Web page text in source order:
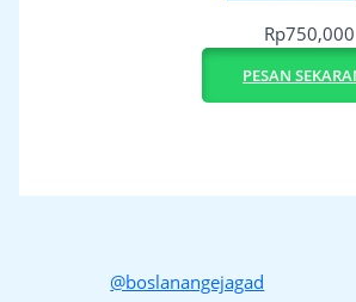
Rp750,000
PESAN
@boslanangejagad